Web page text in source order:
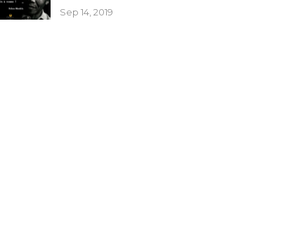
Sep 14, 2019